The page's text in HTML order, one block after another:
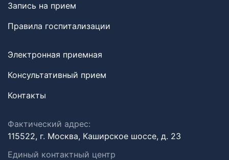
Запись на прием
Правила госпитализации
Электронная приемная
Консультативный прием
Контакты
Фактический адрес:
115522, г. Москва, Каширское шоссе, д. 23
Единый контактный центр